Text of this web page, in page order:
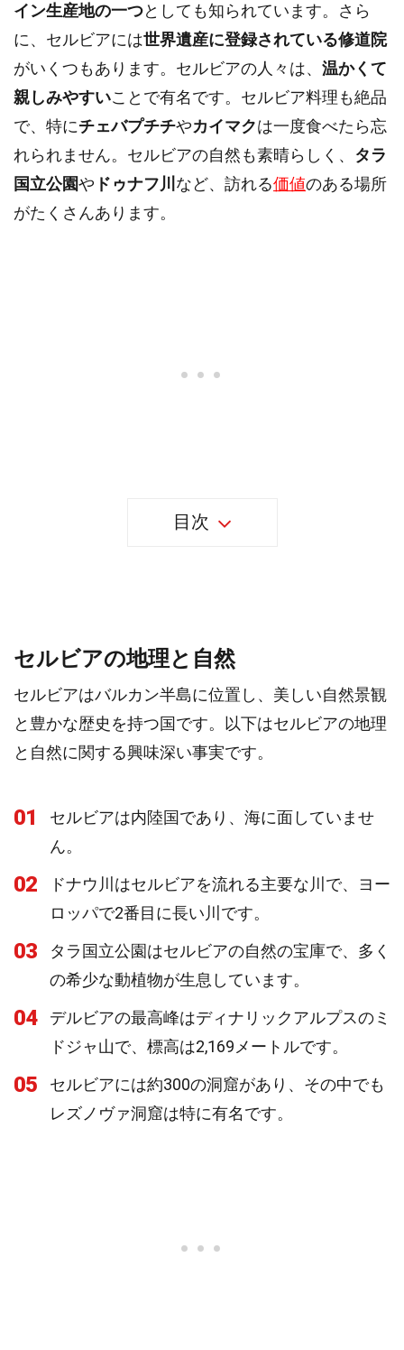
イン生産地の一つとしても知られています。さら
に、セルビアには世界遺産に登録されている修道院
がいくつもあります。セルビアの人々は、 温かくて
親しみやすいことで有名です。セルビア料理も絶品
で、特にチェバプチチやカイマクは一度食べたら忘
れられません。セルビアの自然も素晴らしく、 タラ
国立公園や ドゥナフ川 など、訪れる価値のある場所
がたくさんあります。
目次
セルビアの地理と自然
セルビアはバルカン半島に位置し、美しい自然景観
と豊かな歴史を持つ国です。以下はセルビアの地理
と自然に関する興味深い事実です。
01
セルビアは内陸国であり、海に面していませ
ん。
02
ドナウ川はセルビアを流れる主要な川で、ヨー
ロッパで2番目に長い川です。
03
タラ国立公園はセルビアの自然の宝庫で、多く
の希少な動植物が生息しています。
04
デルビアの最高峰はディナリックアルプスのミ
ドジャ山で、標高は2,169メートルです。
05
セルビアには約300の洞窟があり、その中でも
レズノヴァ洞窟は特に有名です。